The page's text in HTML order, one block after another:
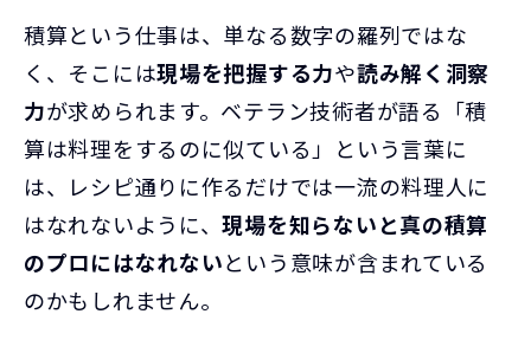
積算という仕事は、単なる数字の羅列ではな
く、そこには現場を把握する力や読み解く洞察
力が求められます。ベテラン技術者が語る「積
算は料理をするのに似ている」という言葉に
は、レシピ通りに作るだけでは一流の料理人に
はなれないように、現場を知らないと真の積算
のプロにはなれないという意味が含まれている
のかもしれません。